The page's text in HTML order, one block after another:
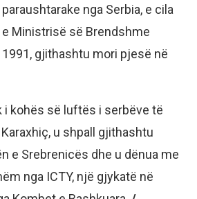
paraushtarake nga Serbia, e cila
Ministrisë së Brendshme
gjithashtu mori pjesë në
i kohës së luftës i serbëve të
u shpall gjithashtu
e Srebrenicës dhe u dënua me
nga ICTY, një gjykatë në